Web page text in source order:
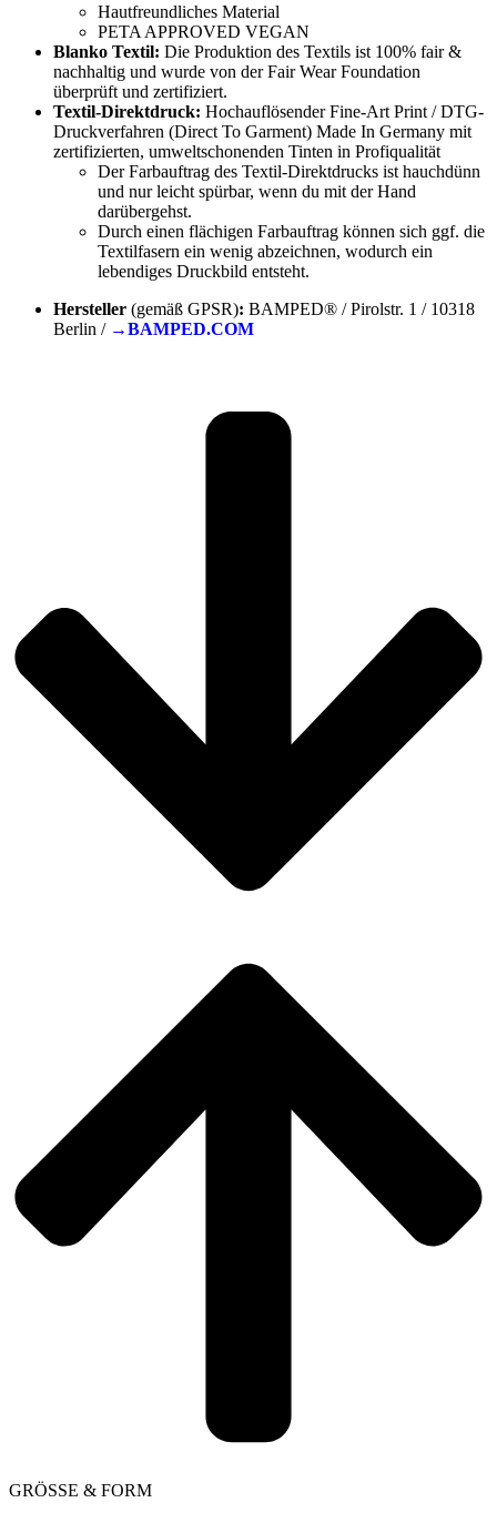
Hautfreundliches Material
PETA APPROVED VEGAN
Blanko Textil: Die Produktion des Textils ist 100% fair &
nachhaltig und wurde von der Fair Wear Foundation
überprüft und zertifiziert.
Textil-Direktdruck: Hochauflösender Fine-Art Print / DTG-
Druckverfahren (Direct To Garment) Made In Germany mit
zertifizierten, umweltschonenden Tinten in Profiqualität
Der Farbauftrag des Textil-Direktdrucks ist hauchdünn
und nur leicht spürbar, wenn du mit der Hand
darübergehst.
Durch einen flächigen Farbauftrag können sich ggf. die
Textilfasern ein wenig abzeichnen, wodurch ein
lebendiges Druckbild entsteht.
Hersteller (gemäß GPSR): BAMPED® / Pirolstr. 1 / 10318
Berlin / →BAMPED.COM
GRÖSSE & FORM